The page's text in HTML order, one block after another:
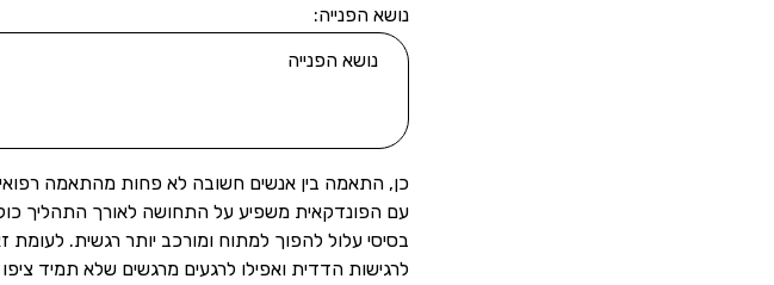
נושא הפנייה:
כן, התאמה בין אנשים חשובה לא פחות מהתאמה
עם הפונדקאית משפיע על התחושה לאורך התהליך
בסיסי עלול להפוך למתוח ומורכב יותר רגשית.
לרגישות הדדית ואפילו לרגעים מרגשים שלא תמיד